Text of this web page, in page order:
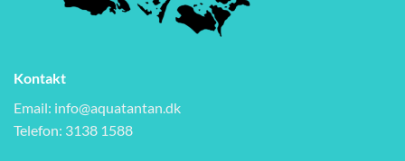
Kontakt
Email: info@aquatantan.dk
Telefon: 3138 1588